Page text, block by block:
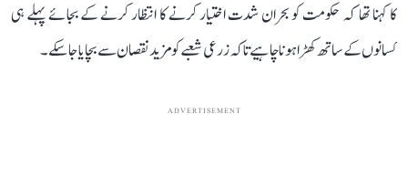
کا کہنا تھا کہ حکومت کو بحران شدت اختیار کرنے کا انتظار کرنے کے بجائے پہلے ہی
کسانوں کے ساتھ کھڑا ہونا چاہیے تاکہ زرعی شعبے کو مزید نقصان سے بچایا جا سکے۔
ADVERTISEMENT